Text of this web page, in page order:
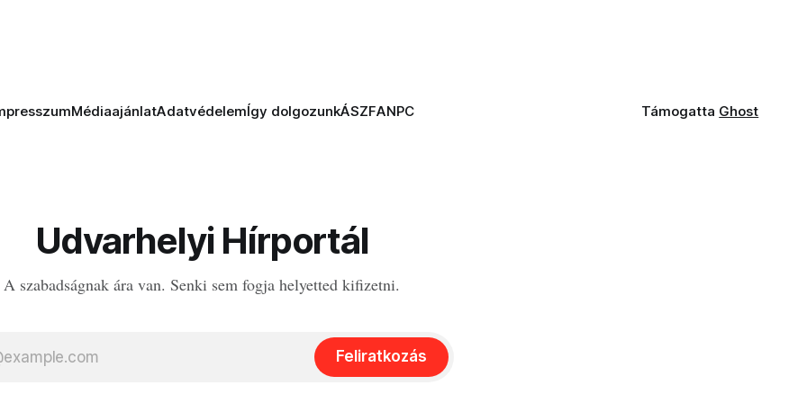
MédiaajánlatAdatvédelemÍgy dolgozunkÁSZFANPC Támogatta Ghost
Udvarhelyi Hírportál
A szabadságnak ára van. Senki sem fogja helyetted kifizetni.
Feliratkozás